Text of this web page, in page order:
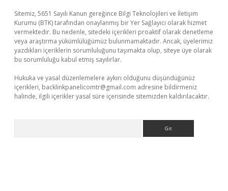
Sitemiz, 5651 Sayılı Kanun gereğince Bilgi Teknolojileri ve İletişim
Kurumu (BTK) tarafından onaylanmış bir Yer Sağlayıcı olarak hizmet
vermektedir. Bu nedenle, sitedeki içerikleri proaktif olarak denetleme
veya araştırma yükümlülüğümüz bulunmamaktadır. Ancak, üyelerimiz
yazdıkları içeriklerin sorumluluğunu taşımakta olup, siteye üye olarak
bu sorumluluğu kabul etmiş sayılırlar.
Hukuka ve yasal düzenlemelere aykırı olduğunu düşündüğünüz
içerikleri, backlinkpanelicomtr@gmail.com adresine bildirmeniz
halinde, ilgili içerikler yasal süre içerisinde sitemizden kaldırılacaktır.